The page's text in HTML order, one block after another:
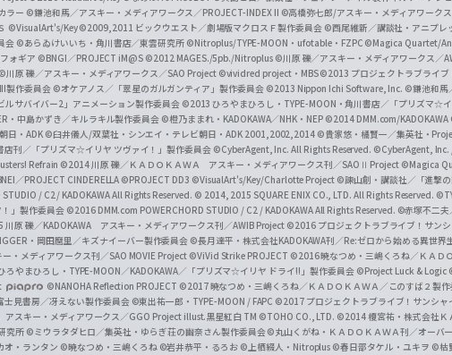
O
f
f
i
c
i
a
l
C
h
a
n
n
e
ラー ©鎌池和馬／アスキー・メディアワークス／PROJECT-INDEX II ©高橋弥七郎/アスキー・メディアワーク
©VisualArt's/Key©2009,2011 ビックウエスト／劇場版マクロスＦ製作委員会 ©西尾維新／講談社・アニプレ
会 ©あらゐけいいち・角川書店／東雲研究所 ©Nitroplus/TYPE-MOON・ufotable・FZPC ©Magica Quartet/
ォギア ©BNGI／PROJECT iM@S ©2012 MAGES./5pb./Nitroplus ©川原 礫／アスキー・メディアワークス／
©川原 礫／アスキー・メディアワークス／SAO Project ©vividred project・MBS ©2013 プロジェクトラブライブ
製作委員会 ©オケアノス／「翠星のガルガンティア」製作委員会 ©2013 Nippon Ichi Software, Inc. ©鎌池和馬
サバイバー2」アニメーション製作委員会 ©2013 ひろやまひろし・TYPE-MOON・角川書店／「プリズマ☆
・中島かずき／キルラキル製作委員会 ©橙乃ままれ・KADOKAWA／NHK・NEP ©2014 DMM.com/KADOKAWA
日・ADK ©臼井儀人/双葉社・シンエイ・テレビ朝日・ADK 2001,2002,2014 ©貴家悠・橘賢一／集英社・
店刊／「プリズマ☆イリヤ ツヴァイ！」製作委員会 ©CyberAgent, Inc. All Rights Reserved. ©CyberAgent, Inc.
Refrain ©2014 川原 礫／ＫＡＤＯＫＡＷＡ アスキー・メディアワークス刊／SAOⅡ Project ©Magica
／PROJECT CINDERELLA ©PROJECT DD3 ©VisualArt's/Key/Charlotte Project ©諫山創・講談社／「進撃
/ C2 / KADOKAWA All Rights Reserved. © 2014, 2015 SQUARE ENIX CO., LTD. All Rights Reserved.
」製作委員会 ©2016 DMM.com POWERCHORD STUDIO / C2 / KADOKAWA All Rights Reserved. ©赤塚不二夫
川原 礫／KADOKAWA アスキー・メディアワークス刊／AWIB Project ©2016 プロジェクトラブライブ！サン
・岡田麿里／キズナイーバー製作委員会 ©長月達平・株式会社KADOKAWA刊／Re:ゼロから始める異世界
メディアワークス刊／SAO MOVIE Project ©ViVid Strike PROJECT ©2016 暁なつめ・三嶋くろね／ＫＡＤ
ろやまひろし・TYPE-MOON／KADOKAWA／「プリズマ☆イリヤ ドライ!!」製作委員会 ©Project Luck & Logic
©NANOHA Reflection PROJECT ©2017 暁なつめ・三嶋くろね／ＫＡＤＯＫＡＷＡ／このすば２製
士見書房／冴えない製作委員会 ©東出祐一郎・TYPE-MOON / FAPC ©2017 プロジェクトラブライブ！サンシャ
スキー・メディアワークス／GGO Project illust.黒星紅白 TM ©TOHO CO., LTD. ©2014 榎宮祐・株式会社Ｋ
究所 ©ミウラタダヒロ／集英社・ゆらぎ荘の幽奈さん製作委員会©丸山くがね・ＫＡＤＯＫＡＷＡ刊／オーバ
オ・ランタン ©暁なつめ・三嶋くろね ©岩井恭平・るろお ©上栖綴人・Nitroplus ©春日部タケル・ユキヲ ©枯